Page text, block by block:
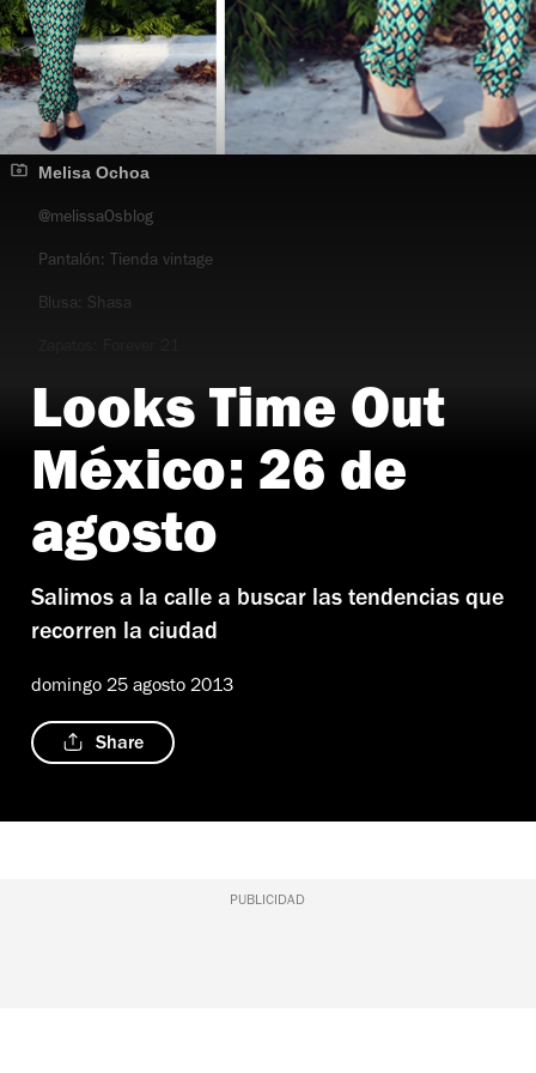
Melisa Ochoa
@melissaOsblog
Pantalón: Tienda vintage
Blusa: Shasa
Lentes: Ray-Ban
Looks Time Out
México: 26 de
agosto
Salimos a la calle a buscar las tendencias que
recorren la ciudad
domingo 25 agosto 2013
Share
PUBLICIDAD